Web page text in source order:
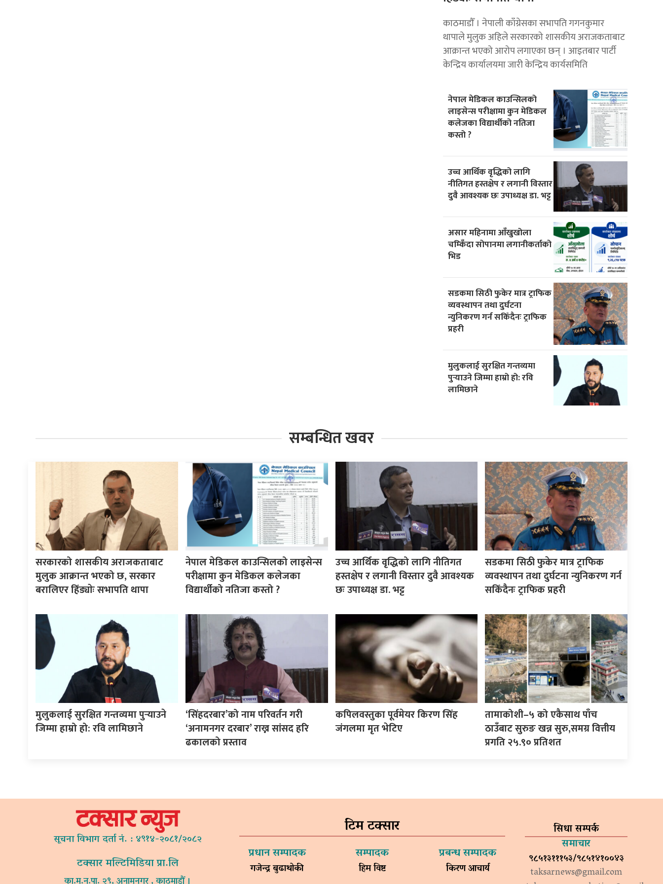
काठमाडाैँ । नेपाली काँग्रेसका सभापति गगनकुमार
थापाले मुलुक अहिले सरकारको शासकीय अराजकताबाट
आक्रान्त भएको आरोप लगाएका छन् । आइतबार पार्टी
केन्द्रिय कार्यालयमा जारी केन्द्रिय कार्यसमिति
नेपाल मेडिकल काउन्सिलको
लाइसेन्स परीक्षामा कुन मेडिकल
कलेजका विद्यार्थीको नतिजा
कस्तो ?
उच्च आर्थिक वृद्धिको लागि
नीतिगत हस्तक्षेप र लगानी विस्तार
दुवै आवश्यक छः उपाध्यक्ष डा. भट्ट
असार महिनामा आँखुखोला
चम्किँदा सोपानमा लगानीकर्ताको
भिड
सडकमा सिठी फुकेर मात्र ट्राफिक
व्यवस्थापन तथा दुर्घटना
न्युनिकरण गर्न सकिँदैनः ट्राफिक
प्रहरी
मुलुकलाई सुरक्षित गन्तव्यमा
पुर्‍याउने जिम्मा हाम्रो हो: रवि
लामिछाने
सम्बन्धित खवर
सरकारको शासकीय अराजकताबाट
मुलुक आक्रान्त भएको छ, सरकार
बरालिएर हिँड्याेः सभापति थापा
नेपाल मेडिकल काउन्सिलको लाइसेन्स
परीक्षामा कुन मेडिकल कलेजका
विद्यार्थीको नतिजा कस्तो ?
उच्च आर्थिक वृद्धिको लागि नीतिगत
हस्तक्षेप र लगानी विस्तार दुवै आवश्यक
छः उपाध्यक्ष डा. भट्ट
सडकमा सिठी फुकेर मात्र ट्राफिक
व्यवस्थापन तथा दुर्घटना न्युनिकरण गर्न
सकिँदैनः ट्राफिक प्रहरी
मुलुकलाई सुरक्षित गन्तव्यमा पुर्‍याउने
जिम्मा हाम्रो हो: रवि लामिछाने
‘सिंहदरबार’को नाम परिवर्तन गरी
‘अनामनगर दरबार’ राख्न सांसद हरि
ढकालको प्रस्ताव
कपिलवस्तुका पूर्वमेयर किरण सिंह
जंगलमा मृत भेटिए
तामाकोशी–५ को एकैसाथ पाँच
ठाउँबाट सुरुङ खन्न सुरु,समग्र वित्तीय
प्रगति २५.९० प्रतिशत
सूचना विभाग दर्ता नं. : ४९१४-२०८१/२०८२
टक्सार मल्टिमिडिया प्रा.लि
टिम टक्सार
प्रधान सम्पादक
गजेन्द्र बुढाथोकी
सम्पादक
हिम विष्ट
प्रबन्ध सम्पादक
किरण आचार्य
सिधा सम्पर्क
समाचार
९८५१३१११५३/९८५१४१००४३
taksarnews@gmail.com